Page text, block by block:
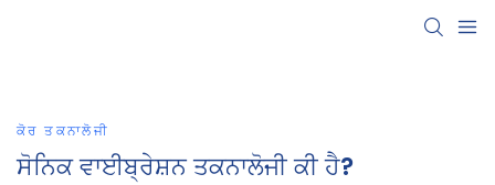
ਕੋਰ ਤਕਨਾਲੋਜੀ
ਸੋਨਿਕ ਵਾਈਬ੍ਰੇਸ਼ਨ ਤਕਨਾਲੋਜੀ ਕੀ ਹੈ?